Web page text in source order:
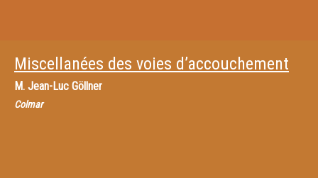
Miscellanées des voies d’accouchement
M. Jean-Luc Göllner
Colmar